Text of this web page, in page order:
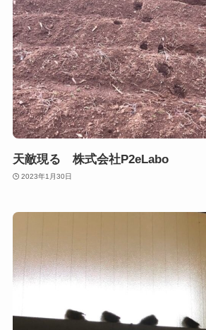
天敵現る 株式会社P2eLabo
2023年1月30日